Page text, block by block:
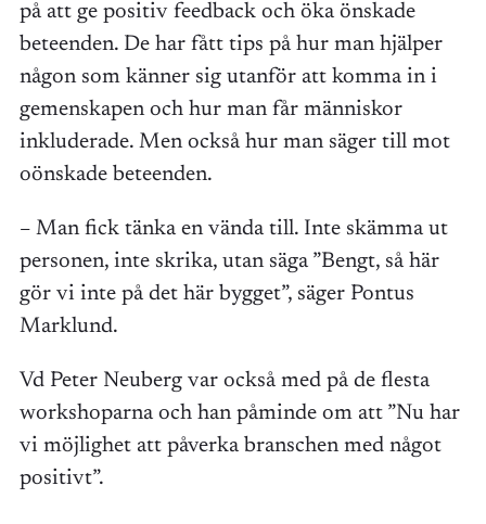
på att ge positiv feedback och öka önskade
beteenden. De har fått tips på hur man hjälper
någon som känner sig utanför att komma in i
gemenskapen och hur man får människor
inkluderade. Men också hur man säger till mot
oönskade beteenden.
– Man fick tänka en vända till. Inte skämma ut
personen, inte skrika, utan säga ”Bengt, så här
gör vi inte på det här bygget”, säger Pontus
Marklund.
Vd Peter Neuberg var också med på de flesta
workshoparna och han påminde om att ”Nu har
vi möjlighet att påverka branschen med något
positivt”.